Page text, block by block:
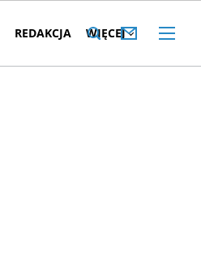
REDAKCJA WIĘCEJ